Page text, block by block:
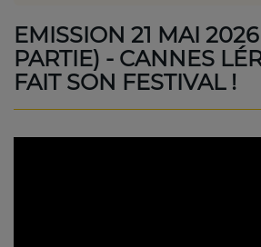
Replay TV
EMISSION 21 MAI
PARTIE) - CANNES
FAIT SON FESTIVAL !